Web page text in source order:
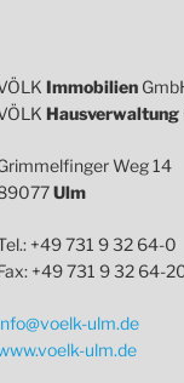
Immobilien
Hausverwaltung
Weg 14
Ulm
+49 731 9 32 64-0
+49 731 9 32 64-
ulm.de
ulm.de